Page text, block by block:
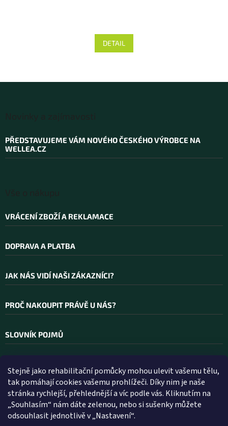
Stejně jako rehabilitační pomůcky mohou ulevit vašemu tělu,
tak pomáhají cookies vašemu prohlížeči. Díky nim je naše
stránka rychlejší, přehlednější a víc podle vás. Kliknutím na
„Souhlasím“ nám dáte zelenou, nebo si sušenky můžete
odsouhlasit jednotlivě v „Nastavení“.
DETAIL
PŘEDSTAVUJEME VÁM NOVÉHO ČESKÉHO VÝROBCE NA
WELLEA.CZ
VRÁCENÍ ZBOŽÍ A REKLAMACE
DOPRAVA A PLATBA
JAK NÁS VIDÍ NAŠI ZÁKAZNÍCI?
PROČ NAKOUPIT PRÁVĚ U NÁS?
SLOVNÍK POJMŮ
Kontakt
INFO@WELLEA.CZ
800 200 900